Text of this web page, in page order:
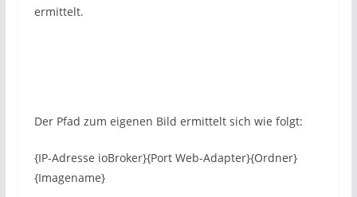
ermittelt.
Der Pfad zum eigenen Bild ermittelt sich wie folgt:
{IP-Adresse ioBroker}{Port Web-Adapter}{Ordner}
{Imagename}